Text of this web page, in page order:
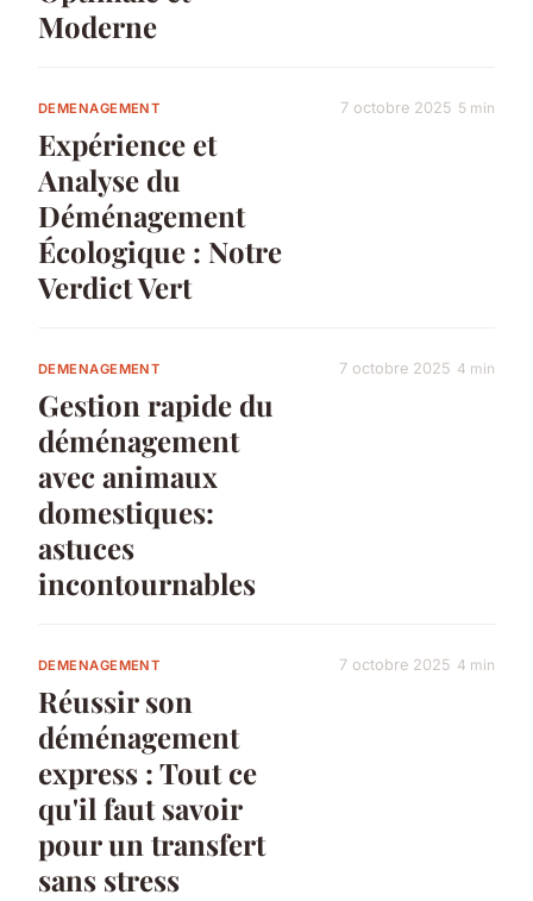
Moderne
DEMENAGEMENT
Expérience et
Analyse du
Déménagement
Écologique : Notre
Verdict Vert
7 octobre 2025 5 min
DEMENAGEMENT
Gestion rapide du
déménagement
avec animaux
domestiques:
astuces
incontournables
7 octobre 2025 4 min
DEMENAGEMENT
Réussir son
déménagement
express : Tout ce
qu'il faut savoir
pour un transfert
sans stress
7 octobre 2025 4 min